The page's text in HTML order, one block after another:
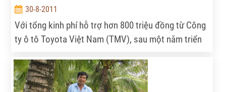
30-8-2011
Với tổng kinh phí hỗ trợ hơn 800 triệu đồng từ Công
ty ô tô Toyota Việt Nam (TMV), sau một năm triển
Chương, xã Tiên Điền, huyện Nghi Xuân, Hà Tĩnh” đã
đạt những kết quả bước đầu đáng khích lệ.